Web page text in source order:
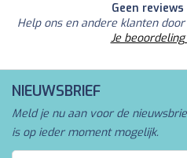
Geen
Help ons en andere klanten
Je
NIEUWSBRIEF
Meld je nu aan voor de
is op ieder moment mogelijk.